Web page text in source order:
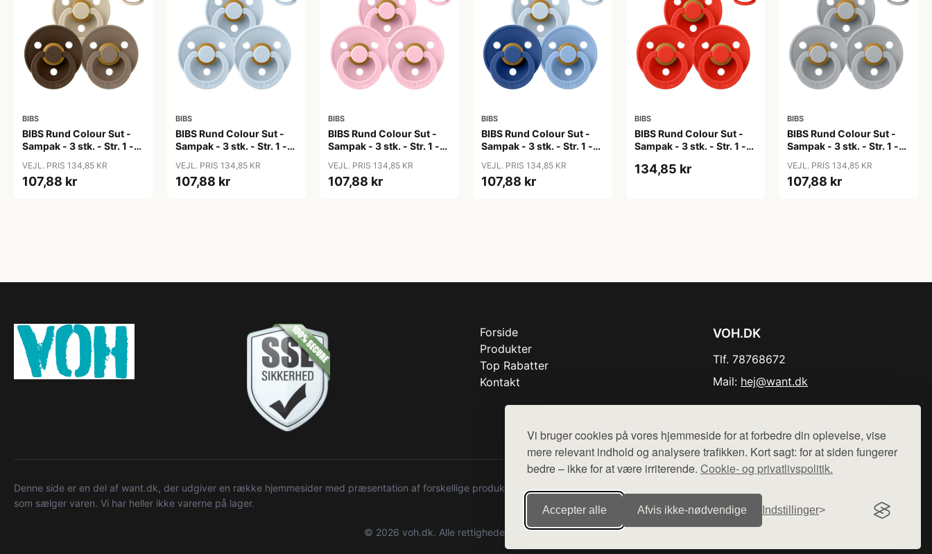
Vi bruger cookies på vores hjemmeside for at forbedre din oplevelse, vise
mere relevant indhold og analysere trafikken. Kort sagt: for at siden fungerer
bedre – ikke for at være irriterende. Cookie- og privatlivspolitik.
Accepter alle Afvis ikke‑nødvendige Indstillinger
BIBS
BIBS Rund Colour Sut -
Sampak - 3 stk. - Str. 1 -
VEJL. PRIS 134,85 KR
107,88 kr
BIBS
BIBS Rund Colour Sut -
Sampak - 3 stk. - Str. 1 -
VEJL. PRIS 134,85 KR
107,88 kr
BIBS
BIBS Rund Colour Sut -
Sampak - 3 stk. - Str. 1 -
VEJL. PRIS 134,85 KR
107,88 kr
BIBS
BIBS Rund Colour Sut -
Sampak - 3 stk. - Str. 1 -
VEJL. PRIS 134,85 KR
107,88 kr
BIBS
BIBS Rund Colour Sut -
Sampak - 3 stk. - Str. 1 -
134,85 kr
BIBS
BIBS Rund Colour Sut -
Sampak - 3 stk. - Str. 1 -
VEJL. PRIS 134,85 KR
107,88 kr
Forside
Produkter
Top Rabatter
Kontakt
VOH.DK
Tlf. 78768672
Mail: hej@want.dk
Denne side er en del af want.dk, der udgiver en række hjemmesider med præsentation af forskellige produkter fra diverse webshops. Der sælges ikke varer fra denne side - vi henviser til de shops,
som sælger varen. Vi har heller ikke varerne på lager.
© 2026 voh.dk. Alle rettigheder forbeholdes.